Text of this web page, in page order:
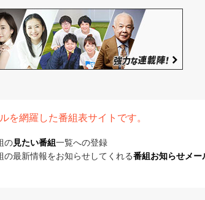
を網羅した番組表サイトです。
の見たい番組 一覧への登録
の最新情報をお知らせしてくれる番組お知らせメー